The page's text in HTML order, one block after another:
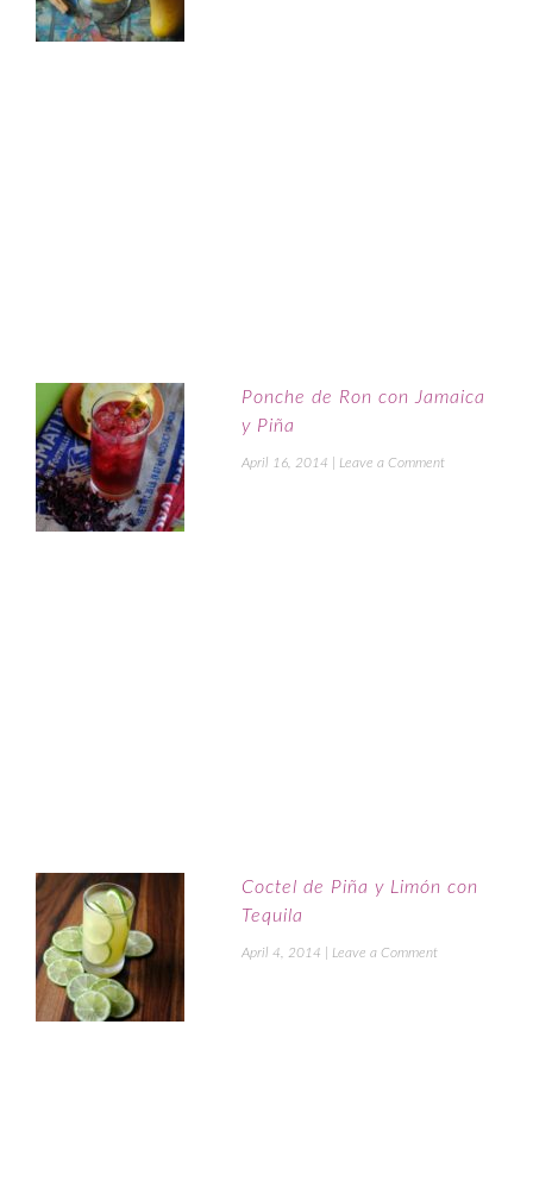
Ponche de Ron con Jamaica
y Piña
April 16, 2014 Leave a Comment
Coctel de Piña y Limón con
Tequila
April 4, 2014 Leave a Comment